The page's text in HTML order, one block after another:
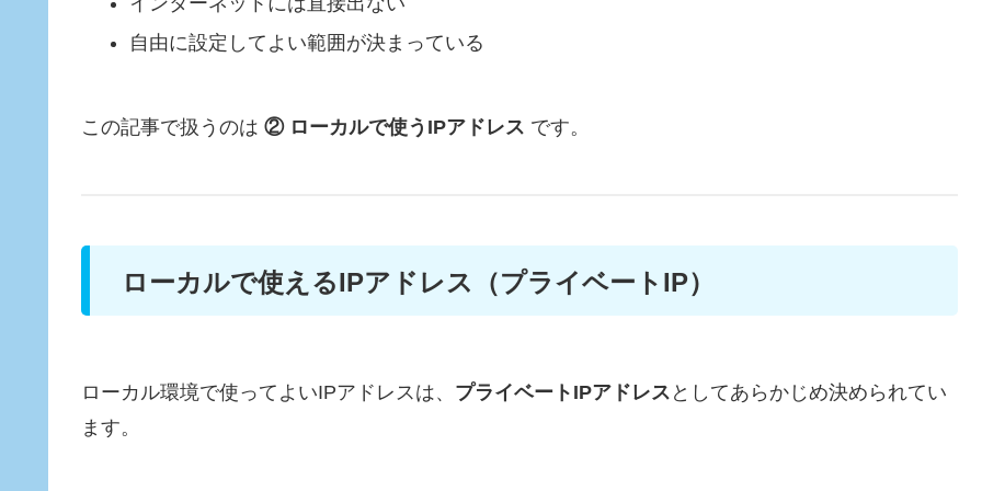
自由に設定してよい範囲が決まっている
この記事で扱うのは ② ローカルで使うIPアドレス です。
ローカルで使えるIPアドレス（プライベートIP）
ローカル環境で使ってよいIPアドレスは、 プライベートIPアドレス としてあらかじめ決められてい
ます。